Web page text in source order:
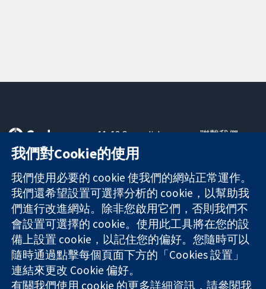
可信任實證
知情決定
更完善的健康照
護
11-13 Cavendish
Square
London
W1G 0AN
United Kingdom
聯繫我們
關於我們
工作機會
Cochrane
Library
The Cochrane Collaboration is a charity (no. 1045921) and a
company limited by guarantee (no. 03044323) registered in
England & Wales. VAT registration number GB 718 2127 49.
我們對Cookie的使用
我們使用必要的 cookie 使我們的網站正常運作。
我們還希望設置可選擇分析的 cookie，以幫助我
們進行改進網站。除非您啟用它們，否則我們不
會設置可選擇的 cookie。使用此工具將在您的設
備上設置 cookie，以記住您的偏好。您隨時可以
隨時通過點擊每個頁面下方的「Cookies 設置」
連結來更改 Cookie 偏好。
有關我們使用 cookie 的更多詳細資訊，請參閱我